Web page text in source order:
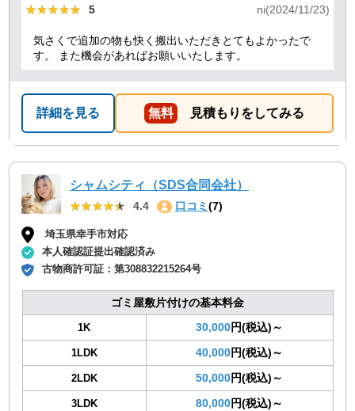
★★★★★
★★★★★ 5 ni(2024/11/23)
気さくで追加の物も快く搬出いただきとてもよかったで
す。 また機会があればお願いいたします。
詳細を見る 無料 見積もりをしてみる
シャムシティ（SDS合同会社）
★★★★★
★★★★★ 4.4 口コミ (7)
埼玉県幸手市対応
本人確認証提出確認済み
古物商許可証：第308832215264号
ゴミ屋敷片付けの基本料金
1K 30,000円(税込)～
1LDK 40,000円(税込)～
2LDK 50,000円(税込)～
3LDK 80,000円(税込)～